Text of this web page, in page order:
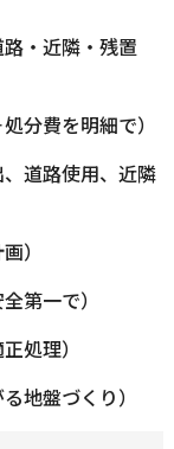
・近隣・残置
分費を明細で）
、道路使用、近隣
）
第一で）
処理）
地盤づくり）